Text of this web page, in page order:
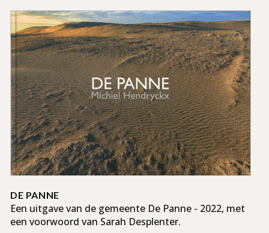
DE PANNE
Een uitgave van de gemeente De Panne - 2022, met
een voorwoord van Sarah Desplenter.